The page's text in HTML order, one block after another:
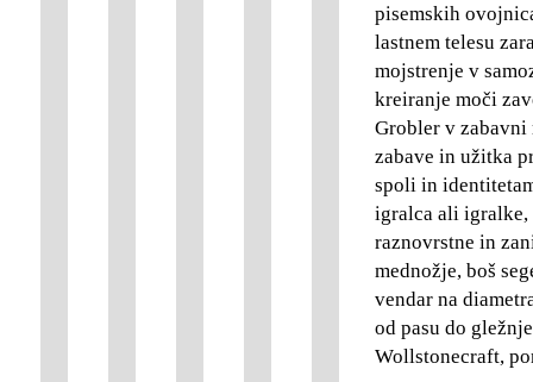
pisemskih
lastnem telesu
mojstrenje v
kreiranje moči
Grobler v zabavni
zabave in užitka
spoli in
igralca ali igralke,
raznovrstne in
mednožje, boš
vendar na
od pasu do
Wollstonecraft,